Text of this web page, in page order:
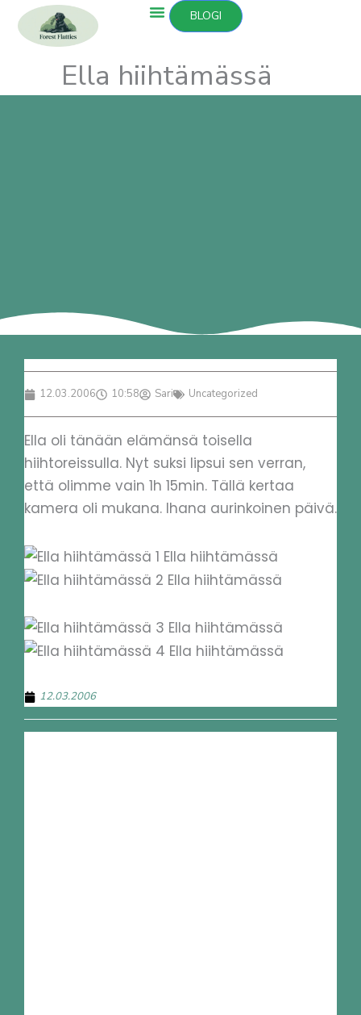
sisältöön
BLOGI
Ella hiihtämässä
12.03.2006 10:58 Sari Uncategorized
Ella oli tänään elämänsä toisella
hiihtoreissulla. Nyt suksi lipsui sen verran,
että olimme vain 1h 15min. Tällä kertaa
kamera oli mukana. Ihana aurinkoinen päivä.
12.03.2006